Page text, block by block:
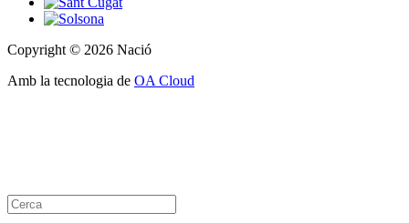
Copyright © 2026 Nació
Amb la tecnologia de OA Cloud